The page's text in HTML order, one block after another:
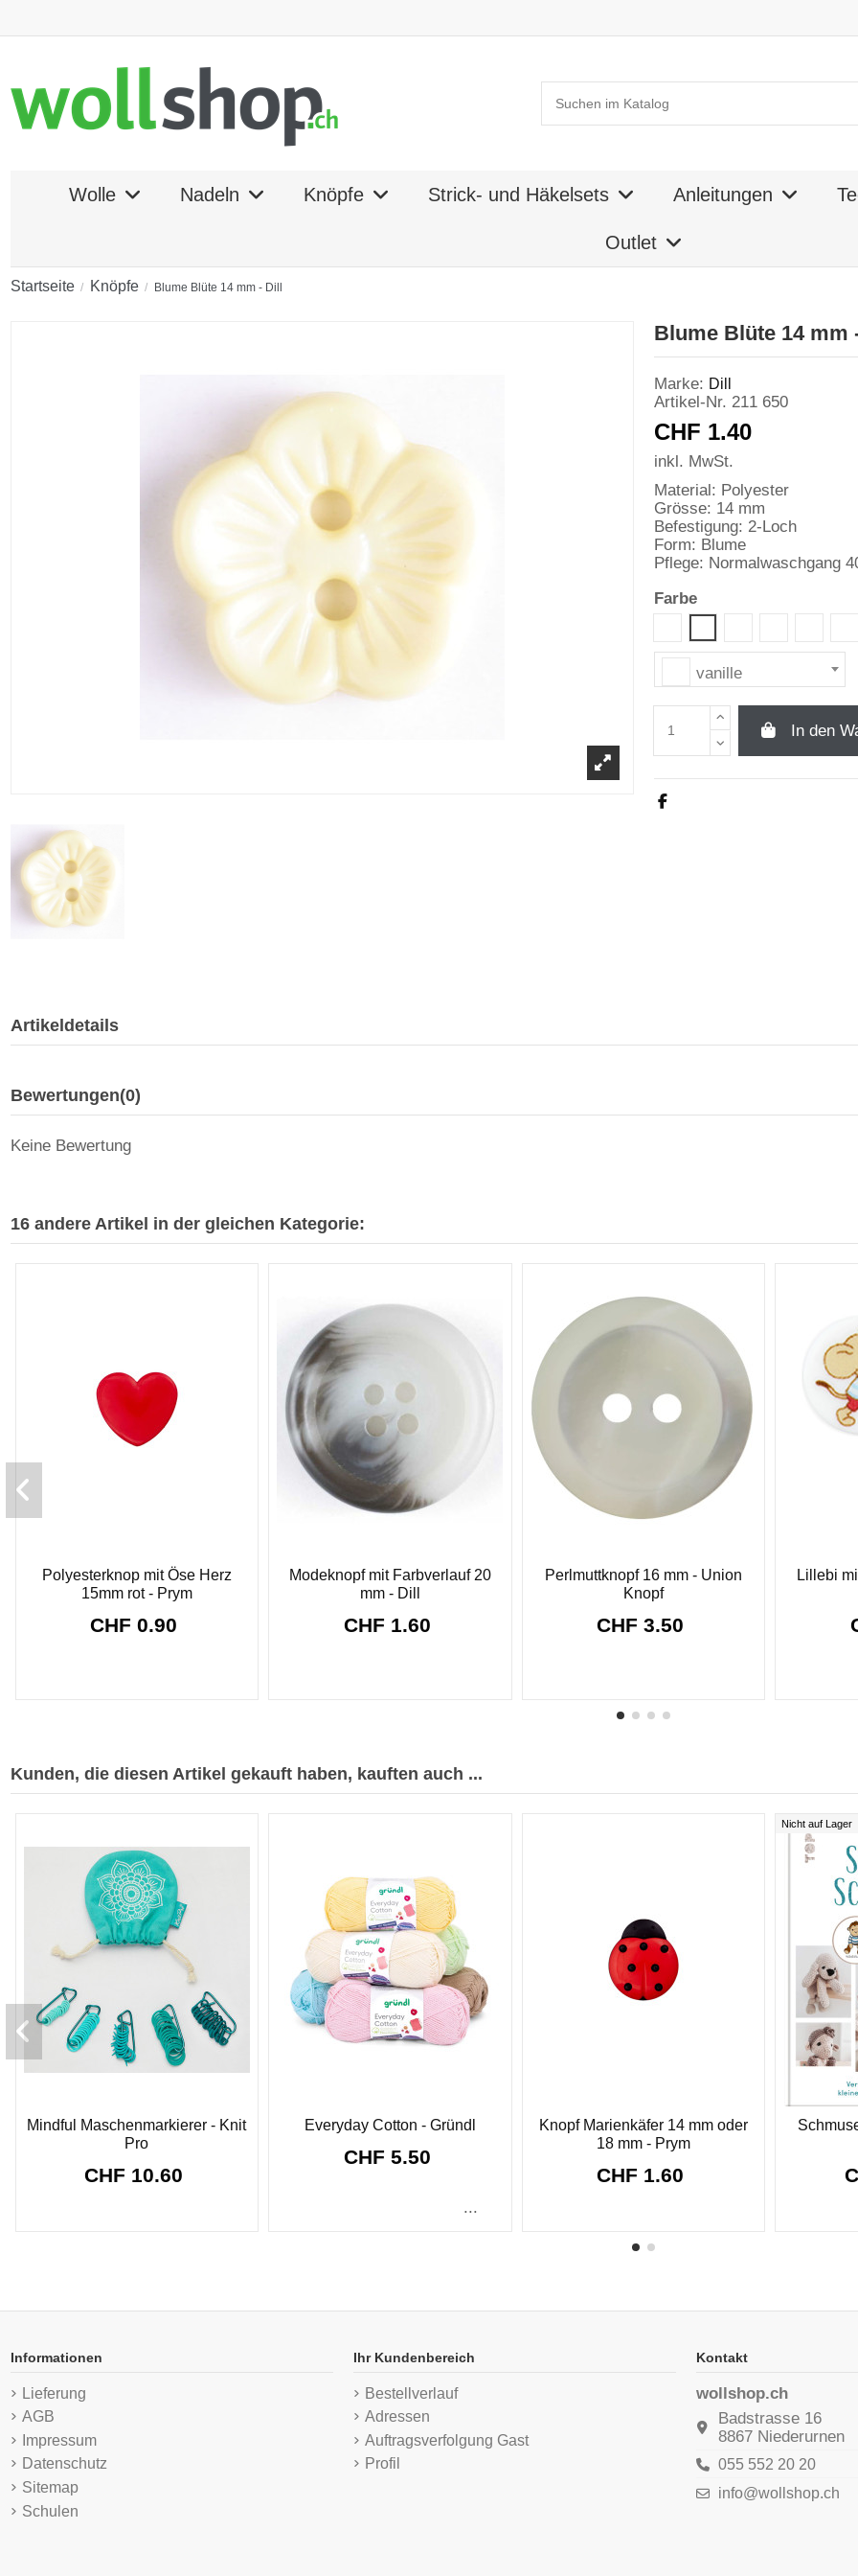
Wolle Nadeln Knöpfe Strick- und Häkelsets Anleitungen
Outlet
Startseite Knöpfe Blume Blüte 14 mm - Dill
Blume Blüte 14 mm
Marke: Dill
Artikel-Nr. 211 650
CHF 1.40
inkl. MwSt.
Material: Polyester
Grösse: 14 mm
Befestigung: 2-Loch
Form: Blume
Pflege: Normalwaschgang
Farbe
vanille
In den
Artikeldetails
Bewertungen(0)
Keine Bewertung
16 andere Artikel in der gleichen Kategorie:
Polyesterknop mit Öse Herz
15mm rot - Prym
CHF 0.90
Modeknopf mit Farbverlauf 20
mm - Dill
CHF 1.60
Perlmuttknopf 16 mm - Union
Knopf
CHF 3.50
Lillebi
Kunden, die diesen Artikel gekauft haben, kauften auch ...
Mindful Maschenmarkierer - Knit
Pro
CHF 10.60
Everyday Cotton - Gründl
CHF 5.50
...
Knopf Marienkäfer 14 mm oder
18 mm - Prym
CHF 1.60
Nicht auf Lager
Informationen
Lieferung
AGB
Impressum
Datenschutz
Sitemap
Schulen
Ihr Kundenbereich
Bestellverlauf
Adressen
Auftragsverfolgung Gast
Profil
Kontakt
wollshop.ch
Badstrasse 16
8867 Niederurnen
055 552 20 20
info@wollshop.ch